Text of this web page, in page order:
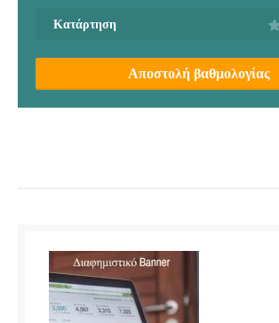
Κατάρτηση
Αποστολή βαθμολογίας